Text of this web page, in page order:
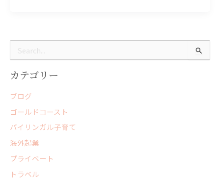
索
対
象
カテゴリー
ブログ
ゴールドコースト
バイリンガル子育て
海外起業
プライベート
トラベル